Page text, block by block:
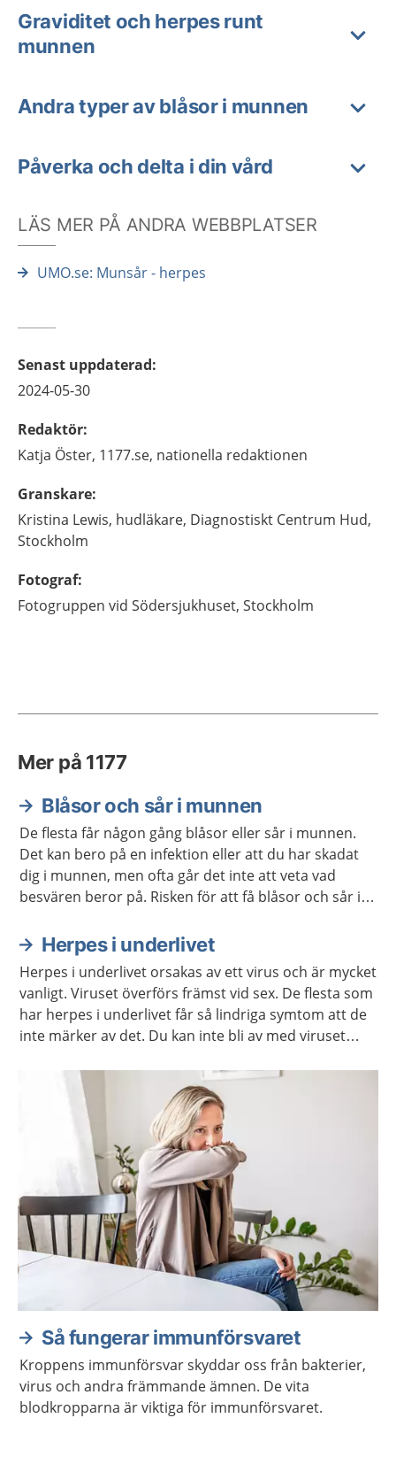
Graviditet och herpes runt
munnen
Andra typer av blåsor i munnen
Påverka och delta i din vård
LÄS MER PÅ ANDRA WEBBPLATSER
UMO.se: Munsår - herpes
Senast uppdaterad:
2024-05-30
Redaktör:
Katja Öster, 1177.se, nationella redaktionen
Granskare:
Kristina Lewis, hudläkare, Diagnostiskt Centrum Hud,
Stockholm
Fotograf:
Fotogruppen vid Södersjukhuset, Stockholm
Mer på 1177
Blåsor och sår i munnen
De flesta får någon gång blåsor eller sår i munnen.
Det kan bero på en infektion eller att du har skadat
dig i munnen, men ofta går det inte att veta vad
besvären beror på. Risken för att få blåsor och sår i
tid eller använder vissa läkemedel.
Herpes i underlivet
Herpes i underlivet orsakas av ett virus och är mycket
vanligt. Viruset överförs främst vid sex. De flesta som
har herpes i underlivet får så lindriga symtom att de
inte märker av det. Du kan inte bli av med viruset
Så fungerar immunförsvaret
Kroppens immunförsvar skyddar oss från bakterier,
virus och andra främmande ämnen. De vita
blodkropparna är viktiga för immunförsvaret.